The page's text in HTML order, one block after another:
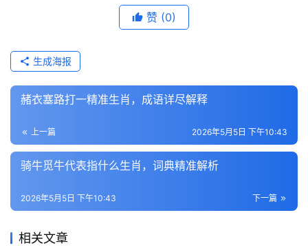
赞 (0)
生成海报
赭衣塞路打一精准生肖，成语详尽解释
上一篇 2026年5月5日 下午10:43
骑牛觅牛代表指什么生肖，词典精准解析
下一篇
2026年5月5日 下午10:43
相关文章